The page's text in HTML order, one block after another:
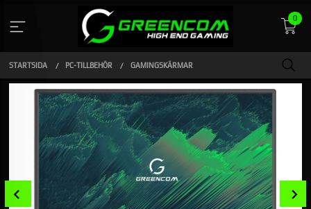
innehåll
0
STARTSIDA PC-TILLBEHÖR GAMINGSKÄRMAR
Prev